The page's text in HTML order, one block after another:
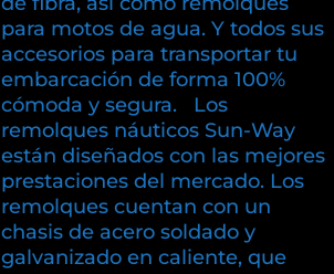
para motos de agua. Y todos sus
accesorios para transportar tu
embarcación de forma 100%
cómoda y segura. Los
remolques náuticos Sun-Way
están diseñados con las mejores
prestaciones del mercado. Los
remolques cuentan con un
chasis de acero soldado y
galvanizado en caliente, que